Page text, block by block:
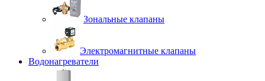
Зональные клапаны
Электромагнитные клапаны
Водонагреватели